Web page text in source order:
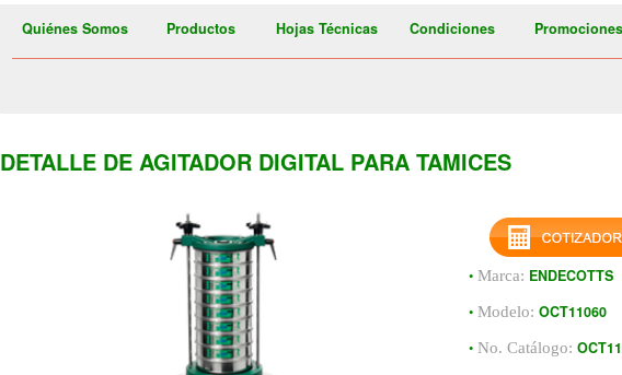
Quiénes Somos Productos Hojas Técnicas Condiciones Promociones
DETALLE DE AGITADOR DIGITAL PARA TAMICES
•Marca: ENDECOTTS
•Modelo:OCT11060
•No. Catálogo: